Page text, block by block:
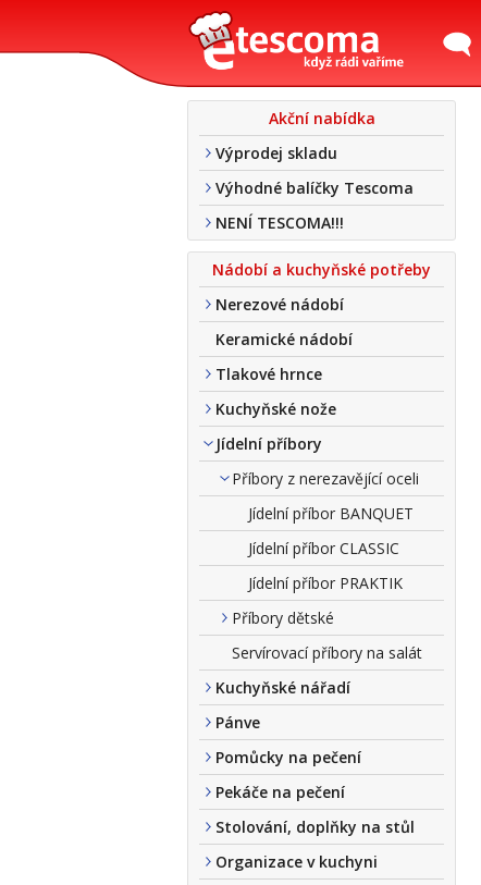
Akční nabídka
Výprodej skladu
Výhodné balíčky Tescoma
NENÍ TESCOMA!!!
Nádobí a kuchyňské potřeby
Nerezové nádobí
Keramické nádobí
Tlakové hrnce
Kuchyňské nože
Jídelní příbory
Příbory z nerezavějící oceli
Jídelní příbor BANQUET
Jídelní příbor CLASSIC
Jídelní příbor PRAKTIK
Příbory dětské
Servírovací příbory na salát
Kuchyňské nářadí
Pánve
Pomůcky na pečení
Pekáče na pečení
Stolování, doplňky na stůl
Organizace v kuchyni